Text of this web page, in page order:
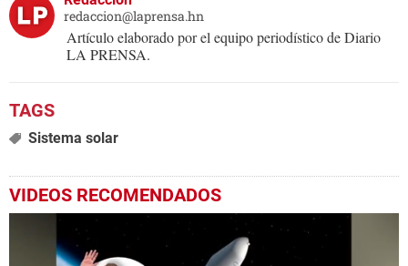
redaccion@laprensa.hn
Artículo elaborado por el equipo periodístico de Diario
LA PRENSA.
Sistema solar
VIDEOS RECOMENDADOS